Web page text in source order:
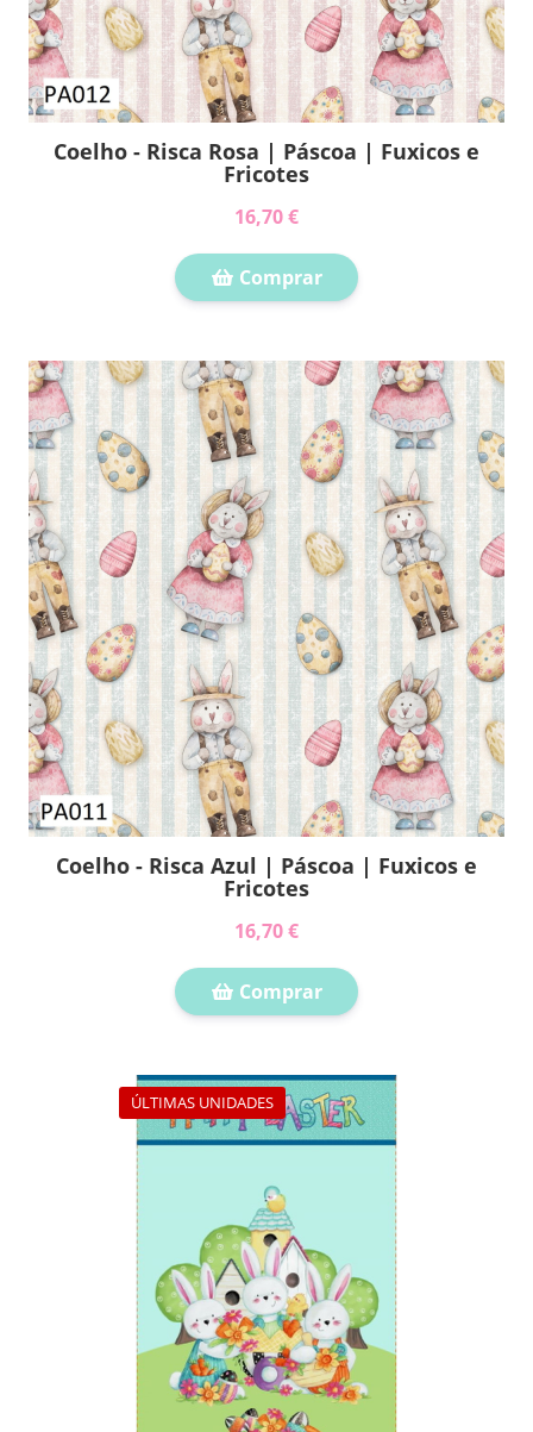
Coelho - Risca Rosa | Páscoa | Fuxicos e
Fricotes
16,70 €
Comprar
Coelho - Risca Azul | Páscoa | Fuxicos e
Fricotes
16,70 €
Comprar
ÚLTIMAS UNIDADES